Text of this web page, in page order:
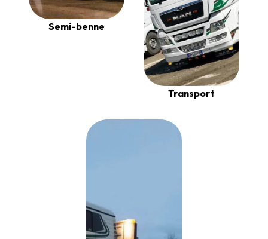
Semi-benne
Transport